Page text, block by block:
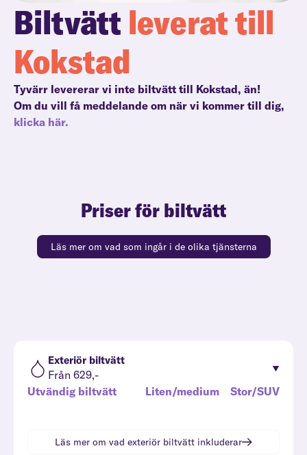
Biltvätt leverat till
Kokstad
Tyvärr levererar vi inte biltvätt till Kokstad, än!
Om du vill få meddelande om när vi kommer till dig,
klicka här.
Priser för biltvätt
Läs mer om vad som ingår i de olika tjänsterna
Exteriör biltvätt
Från 629,-
Utvändig biltvätt
Liten/medium Stor/SUV
Läs mer om vad exteriör biltvätt inkluderar